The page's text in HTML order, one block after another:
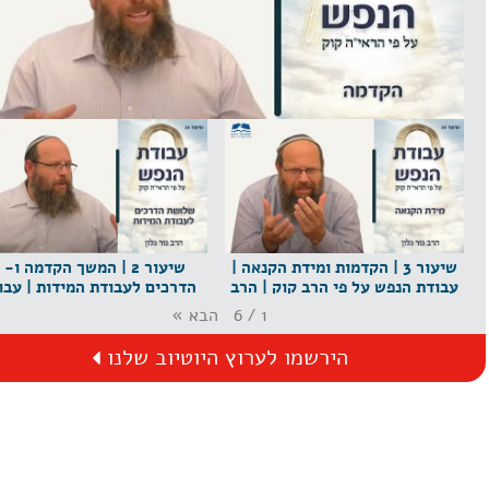
שיעור 1 | הקדמה | עבודת הנפש על פי הרב קוק | הרב גור גלון
הדרכים לעבודת המידות |
הנפש על פי הרב קוק | הרב גור
שיעור 3 | הקדמות ומידת הקנאה |
עבודת הנפש על פי הרב קוק | הרב
1
/
6 הבא »
הירשמו לערוץ היוטיוב שלנו